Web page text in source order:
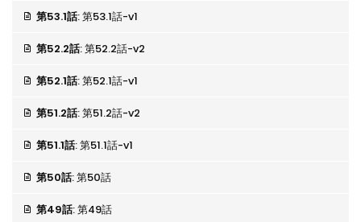
第53.1話: 第53.1話-v1
第52.2話: 第52.2話-v2
第52.1話: 第52.1話-v1
第51.2話: 第51.2話-v2
第51.1話: 第51.1話-v1
第50話: 第50話
第49話: 第49話